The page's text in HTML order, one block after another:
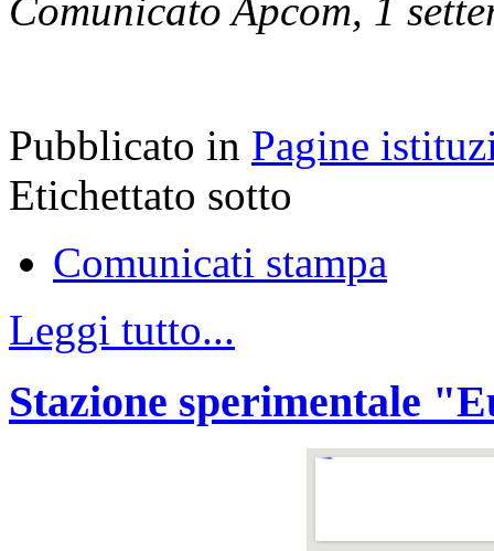
Comunicato Apcom, 1
Pubblicato in Pagine
Etichettato sotto
Comunicati stampa
Leggi tutto...
Stazione sperimentale